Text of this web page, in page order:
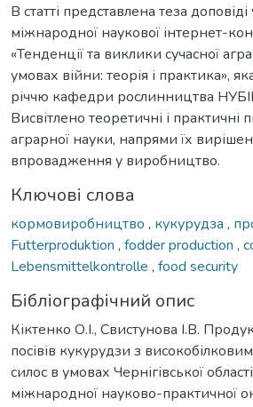
В статті представлена теза
міжнародної наукової інтернет-
«Тенденції та виклики сучасної
умовах війни: теорія і практика»,
річчю кафедри рослинництва
Висвітлено теоретичні і практичні
аграрної науки, напрями їх
впровадження у виробництво.
Ключові слова
кормовиробництво , кукурудза ,
Futterproduktion , fodder production ,
Lebensmittelkontrolle , food security
Бібліографічний опис
Кіктенко О.І., Свистунова І.В.
посівів кукурудзи з
силос в умовах Чернігівської
міжнародної науково-практичної